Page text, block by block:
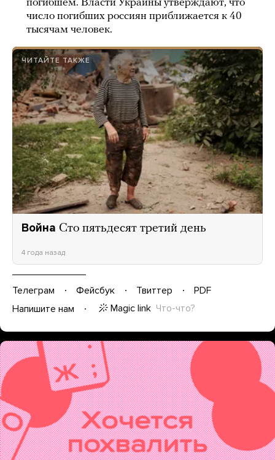
погибшем. Власти Украины утверждают, что
число погибших россиян приближается к 40
тысячам человек.
ЧИТАЙТЕ ТАКЖЕ
Война Сто пятьдесят третий день
4 года назад
Телеграм Фейсбук Твиттер
PDF
Напишите нам
Magic link Что-что?